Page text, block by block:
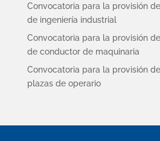
Convocatoria para la provisión
de ingeniería industrial
Convocatoria para la provisión
de conductor de maquinaria
Convocatoria para la provisión
plazas de operario